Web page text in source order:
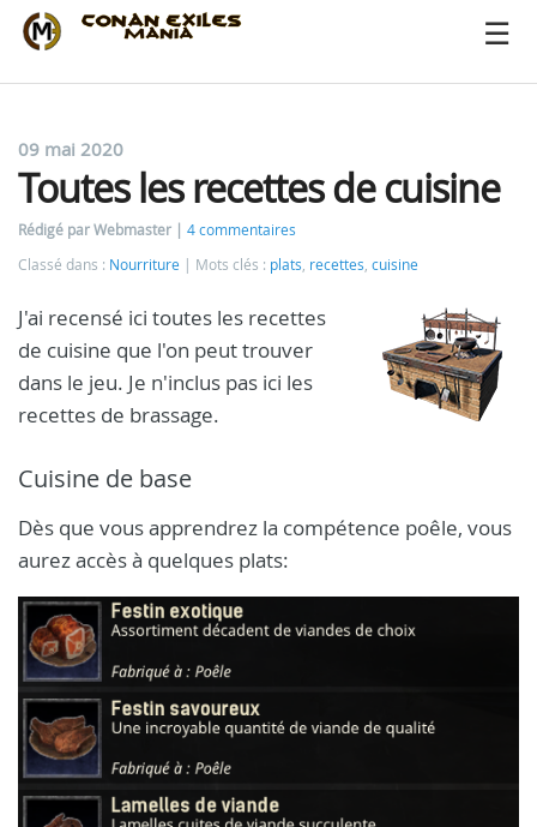
09 mai 2020
Toutes les recettes de cuisine
Rédigé par Webmaster
4 commentaires
Classé dans : Nourriture Mots clés : plats, recettes, cuisine
J'ai recensé ici toutes les recettes
de cuisine que l'on peut trouver
dans le jeu. Je n'inclus pas ici les
recettes de brassage.
Cuisine de base
Dès que vous apprendrez la compétence poêle, vous
aurez accès à quelques plats: